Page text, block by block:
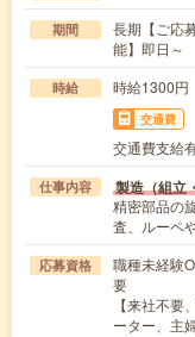
期間
長期【ご応
能】即日～
時給 時給1300円
交通費
交通費支給
仕事内容 製造（組立
精密部品の
査、ルーペ
応募資格
職種未経験
要
【来社不要
ーター、主